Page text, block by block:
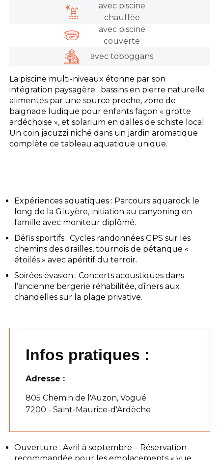
avec piscine
chauffée
avec piscine
couverte
avec toboggans
La piscine multi-niveaux étonne par son
intégration paysagère : bassins en pierre naturelle
alimentés par une source proche, zone de
baignade ludique pour enfants façon « grotte
ardéchoise », et solarium en dalles de schiste local.
Un coin jacuzzi niché dans un jardin aromatique
complète ce tableau aquatique unique.
Expériences aquatiques : Parcours aquarock le
long de la Gluyère, initiation au canyoning en
famille avec moniteur diplômé.
Défis sportifs : Cycles randonnées GPS sur les
chemins des drailles, tournois de pétanque «
étoilés » avec apéritif du terroir.
Soirées évasion : Concerts acoustiques dans
l’ancienne bergerie réhabilitée, dîners aux
chandelles sur la plage privative.
Infos pratiques :
Adresse :
805 Chemin de l'Auzon, Vogüé
7200 - Saint-Maurice-d'Ardèche
Ouverture : Avril à septembre – Réservation
recommandée pour les emplacements « vue